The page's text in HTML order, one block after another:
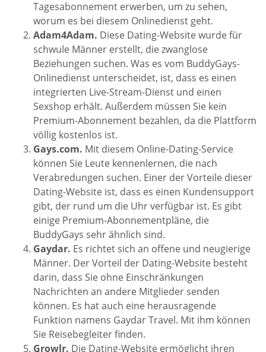
Tagesabonnement erwerben, um zu sehen,
worum es bei diesem Onlinedienst geht.
Adam4Adam. Diese Dating-Website wurde für
schwule Männer erstellt, die zwanglose
Beziehungen suchen. Was es vom BuddyGays-
Onlinedienst unterscheidet, ist, dass es einen
integrierten Live-Stream-Dienst und einen
Sexshop erhält. Außerdem müssen Sie kein
Premium-Abonnement bezahlen, da die Plattform
völlig kostenlos ist.
Gays.com. Mit diesem Online-Dating-Service
können Sie Leute kennenlernen, die nach
Verabredungen suchen. Einer der Vorteile dieser
Dating-Website ist, dass es einen Kundensupport
gibt, der rund um die Uhr verfügbar ist. Es gibt
einige Premium-Abonnementpläne, die
BuddyGays sehr ähnlich sind.
Gaydar. Es richtet sich an offene und neugierige
Männer. Der Vorteil der Dating-Website besteht
darin, dass Sie ohne Einschränkungen
Nachrichten an andere Mitglieder senden
können. Es hat auch eine herausragende
Funktion namens Gaydar Travel. Mit ihm können
Sie Reisebegleiter finden.
Growlr. Die Dating-Website ermöglicht ihren